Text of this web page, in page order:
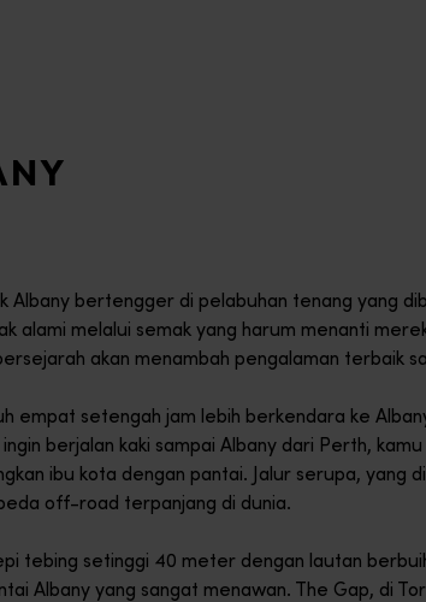
Albany bertengger di pelabuhan tenang yang
alami melalui semak yang harum menanti
akan menambah pengalaman terbaik
empat setengah jam lebih berkendara ke
ingin berjalan kaki sampai Albany dari Perth,
ibu kota dengan pantai. Jalur serupa, yang
off-road terpanjang di dunia.
tebing setinggi 40 meter dengan lautan
Albany yang sangat menawan. The Gap, di